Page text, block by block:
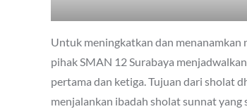
Untuk meningkatkan dan menanamkan
pihak SMAN 12 Surabaya
pertama dan ketiga. Tujuan dari sholat
menjalankan ibadah sholat sunnat yang